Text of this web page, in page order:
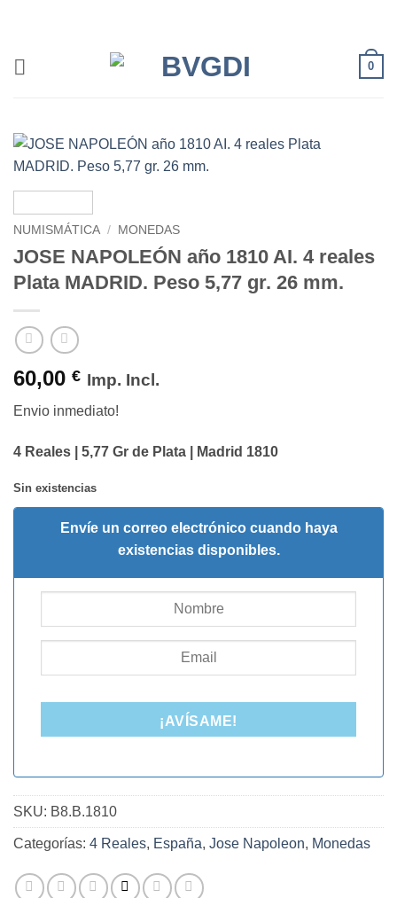
0
NUMISMÁTICA / MONEDAS
JOSE NAPOLEÓN año 1810 AI. 4 reales
Plata MADRID. Peso 5,77 gr. 26 mm.
60,00 € Imp. Incl.
Envio inmediato!
4 Reales | 5,77 Gr de Plata | Madrid 1810
Sin existencias
Envíe un correo electrónico cuando haya
existencias disponibles.
¡AVÍSAME!
SKU: B8.B.1810
Categorías: 4 Reales, España, Jose Napoleon, Monedas